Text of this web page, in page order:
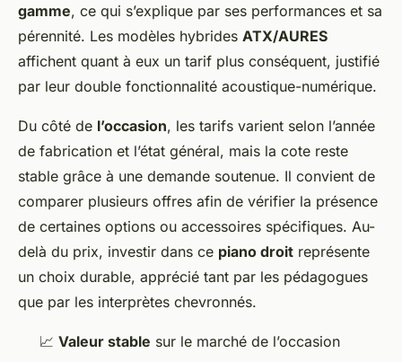
gamme, ce qui s’explique par ses performances et sa
pérennité. Les modèles hybrides ATX/AURES
affichent quant à eux un tarif plus conséquent, justifié
par leur double fonctionnalité acoustique-numérique.
Du côté de l’occasion, les tarifs varient selon l’année
de fabrication et l’état général, mais la cote reste
stable grâce à une demande soutenue. Il convient de
comparer plusieurs offres afin de vérifier la présence
de certaines options ou accessoires spécifiques. Au-
delà du prix, investir dans ce piano droit représente
un choix durable, apprécié tant par les pédagogues
que par les interprètes chevronnés.
📈 Valeur stable sur le marché de l’occasion